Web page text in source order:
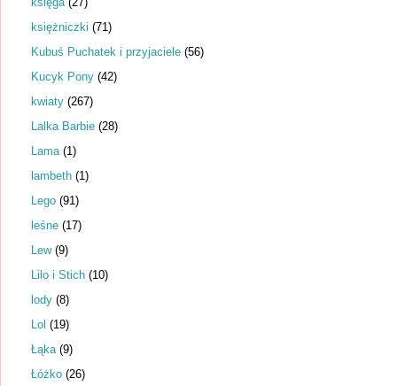
księżniczki (71)
Kubuś Puchatek i przyjaciele (56)
Kucyk Pony (42)
kwiaty (267)
Lalka Barbie (28)
Lama (1)
lambeth (1)
Lego (91)
leśne (17)
Lew (9)
Lilo i Stich (10)
lody (8)
Lol (19)
Łąka (9)
Łóżko (26)